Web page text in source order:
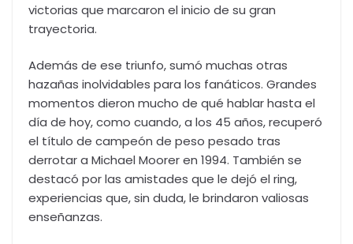
victorias que marcaron el inicio de su gran
trayectoria.
Además de ese triunfo, sumó muchas otras
hazañas inolvidables para los fanáticos. Grandes
momentos dieron mucho de qué hablar hasta el
día de hoy, como cuando, a los 45 años, recuperó
el título de campeón de peso pesado tras
derrotar a Michael Moorer en 1994. También se
destacó por las amistades que le dejó el ring,
experiencias que, sin duda, le brindaron valiosas
enseñanzas.